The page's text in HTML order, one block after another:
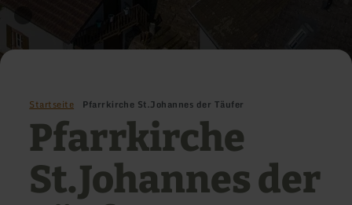
Startseite Pfarrkirche St.Johannes der Täufer
Pfarrkirche
St.Johannes der